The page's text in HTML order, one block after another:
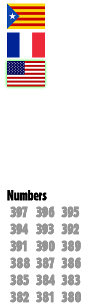
Numbers
397 396 395
394 393 392
391 390 389
388 387 386
385 384 383
382 381 380